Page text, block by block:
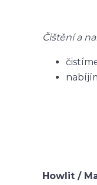
Čištění a
Howlit /